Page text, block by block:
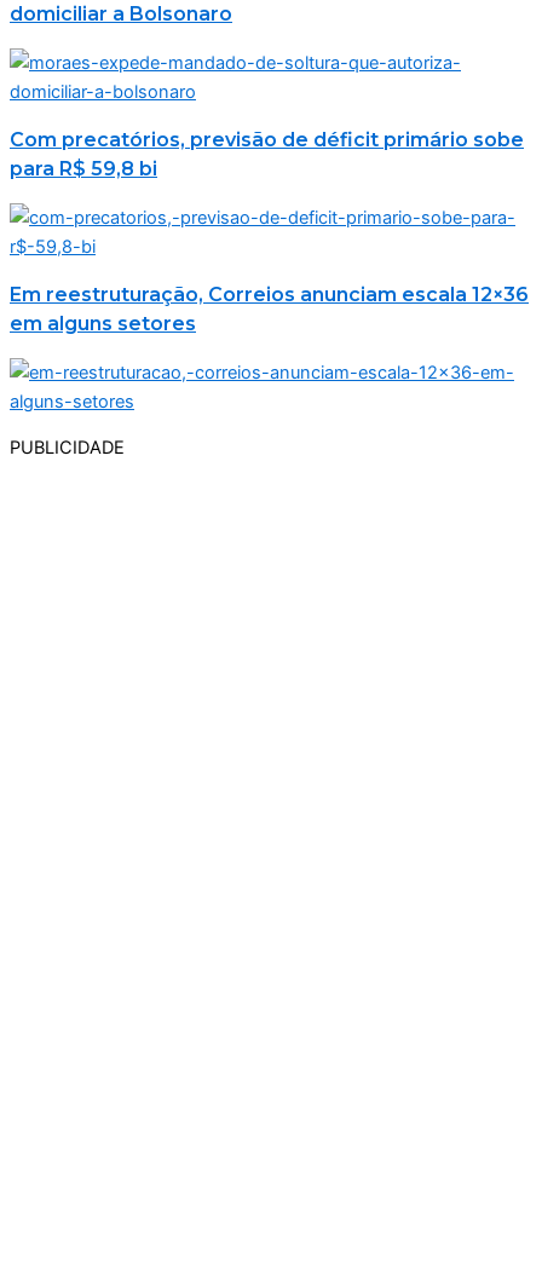
domiciliar a Bolsonaro
Com precatórios, previsão de déficit primário sobe
para R$ 59,8 bi
Em reestruturação, Correios anunciam escala 12×36
em alguns setores
PUBLICIDADE